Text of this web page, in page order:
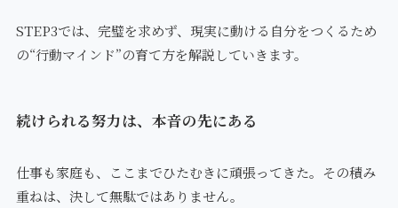
STEP3では、完璧を求めず、現実に動ける自分をつくるため
の“行動マインド”の育て方を解説していきます。
続けられる努力は、本音の先にある
仕事も家庭も、ここまでひたむきに頑張ってきた。その積み
重ねは、決して無駄ではありません。